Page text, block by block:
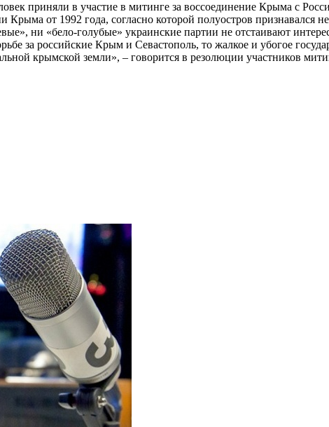
приняли в участие в митинге за воссоединение Крыма с
Крыма от 1992 года, согласно которой полуостров
ни «бело-голубые» украинские партии не отстаивают
за российские Крым и Севастополь, то жалкое и убогое
крымской земли», – говорится в резолюции участников